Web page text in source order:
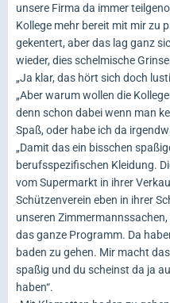
unsere Firma da immer
Kollege mehr bereit mit mir zu
gekentert, aber das lag ganz
wieder, dies schelmische
„Ja klar, das hört sich doch
„Aber warum wollen die
denn schon dabei wenn man
Spaß, oder habe ich da
„Damit das ein bisschen
berufsspezifischen Kleidung.
vom Supermarkt in ihrer
Schützenverein eben in ihrer
unseren Zimmermannssachen,
das ganze Programm. Da
baden zu gehen. Mir macht
spaßig und du scheinst da ja
haben“.